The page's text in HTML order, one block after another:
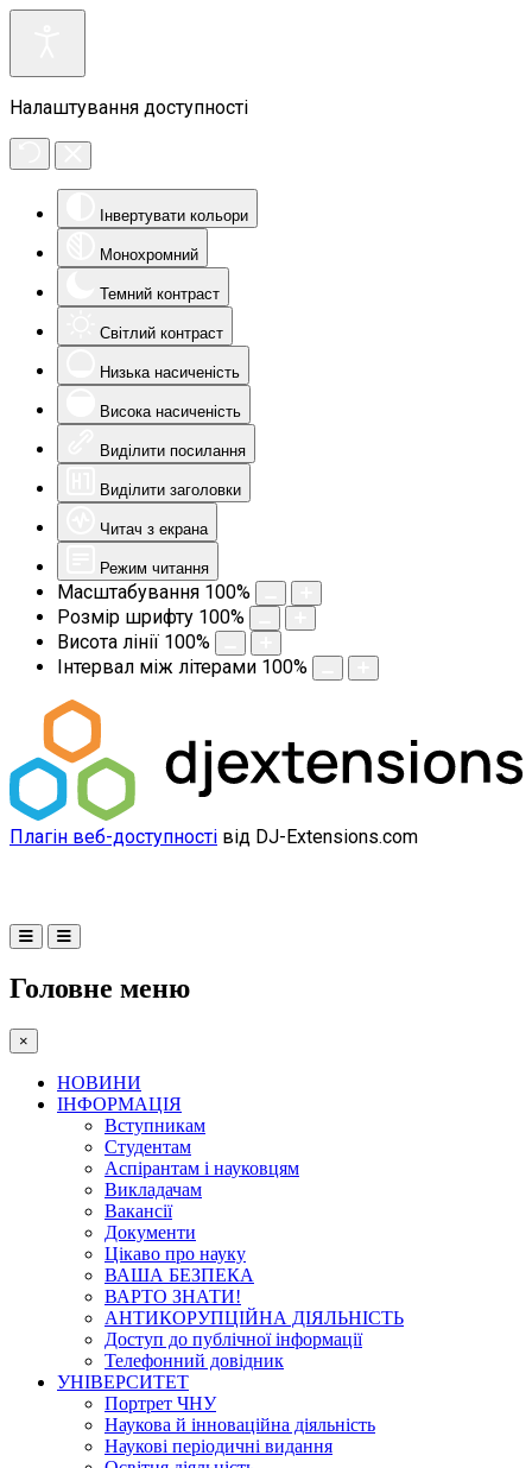
Налаштування доступності
Інвертувати кольори
Монохромний
Темний контраст
Світлий контраст
Низька насиченість
Висока насиченість
Виділити посилання
Виділити заголовки
Читач з екрана
Режим читання
Масштабування 100%
Розмір шрифту 100%
Висота лінії 100%
Інтервал між літерами 100%
Плагін веб-доступності від DJ-Extensions.com
Головне меню
×
НОВИНИ
ІНФОРМАЦІЯ
Вступникам
Студентам
Аспірантам і науковцям
Викладачам
Вакансії
Документи
Цікаво про науку
ВАША БЕЗПЕКА
ВАРТО ЗНАТИ!
АНТИКОРУПЦІЙНА ДІЯЛЬНІСТЬ
Доступ до публічної інформації
Телефонний довідник
УНІВЕРСИТЕТ
Портрет ЧНУ
Наукова й інноваційна діяльність
Наукові періодичні видання